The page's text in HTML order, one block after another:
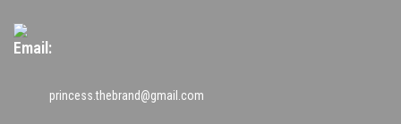
Email:
princess.thebrand@gmail.com